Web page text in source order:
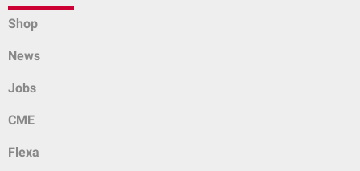
Shop
News
Jobs
CME
Flexa